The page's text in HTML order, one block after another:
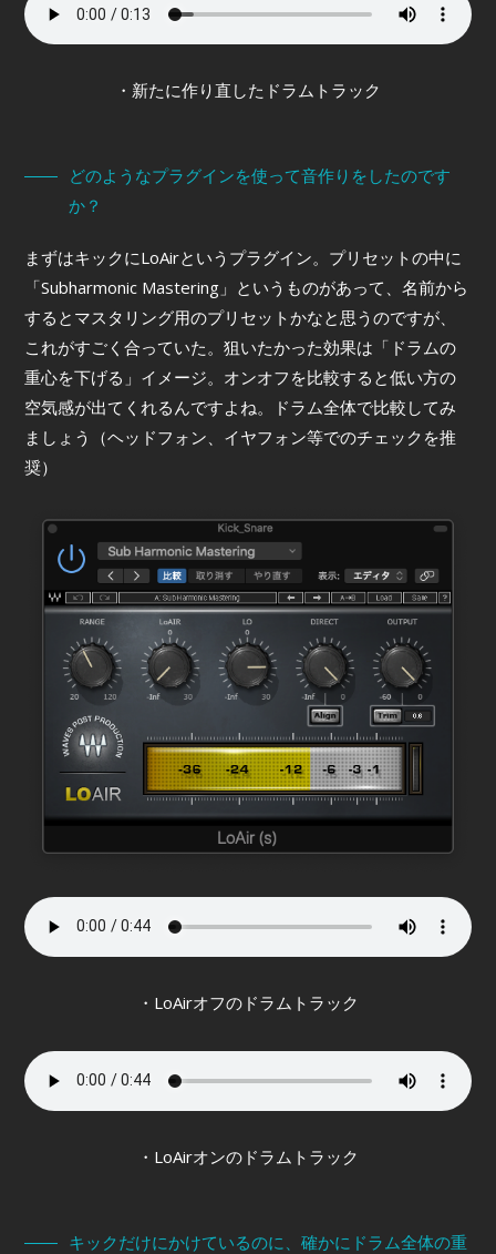
・新たに作り直したドラムトラック
どのようなプラグインを使って音作りをしたのです
か？
まずはキックにLoAirというプラグイン。プリセットの中に
「Subharmonic Mastering」というものがあって、名前から
するとマスタリング用のプリセットかなと思うのですが、
これがすごく合っていた。狙いたかった効果は「ドラムの
重心を下げる」イメージ。オンオフを比較すると低い方の
空気感が出てくれるんですよね。ドラム全体で比較してみ
ましょう（ヘッドフォン、イヤフォン等でのチェックを推
奨）
・LoAirオフのドラムトラック
・LoAirオンのドラムトラック
キックだけにかけているのに、確かにドラム全体の重